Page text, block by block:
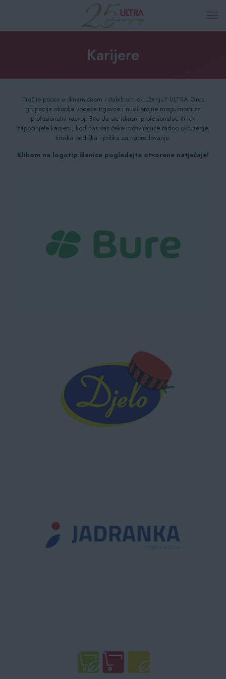
Karijere
Tražite posao u dinamičnom i stabilnom okruženju? ULTRA Gros
grupacija okuplja vodeće trgovce i nudi brojne mogućnosti za
profesionalni razvoj. Bilo da ste iskusni profesionalac ili tek
započinjete karijeru, kod nas vas čeka motivirajuće radno okruženje,
timska podrška i prilika za napredovanje.
Klikom na logotip članice pogledajte otvorene natječaje!